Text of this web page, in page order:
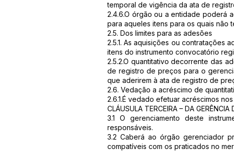
temporal de vigência da ata de
2.4.6.O órgão ou a entidade poderá
para aqueles itens para os quais não
2.5. Dos limites para as adesões
2.5.1. As aquisições ou contratações
itens do instrumento convocatório
2.5.2.O quantitativo decorrente das
de registro de preços para o
que aderirem à ata de registro de
2.6. Vedação a acréscimo de
2.6.1.É vedado efetuar acréscimos
CLÁUSULA TERCEIRA – DA GERÊNCIA
3.1 O gerenciamento deste
responsáveis.
3.2 Caberá ao órgão gerenciador
compatíveis com os praticados no